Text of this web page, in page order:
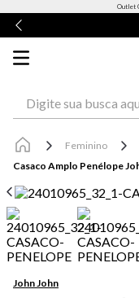
Outlet
Feminino
John John